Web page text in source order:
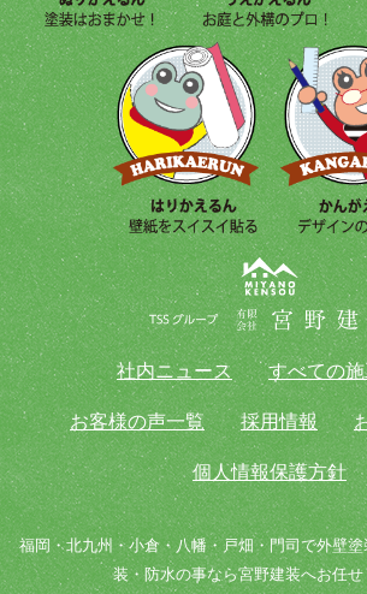
社内ニュース すべての
お客様の声一覧 採用情報
個人情報保護方針
福岡・北九州・小倉・八幡・戸畑・門司で外壁
装・防水の事なら宮野建装へお任